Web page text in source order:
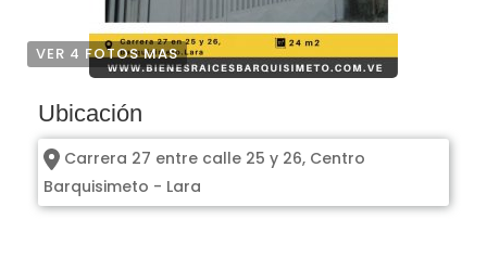
VER 4 FOTOS MAS
Ubicación
Carrera 27 entre calle 25 y 26, Centro
Barquisimeto - Lara